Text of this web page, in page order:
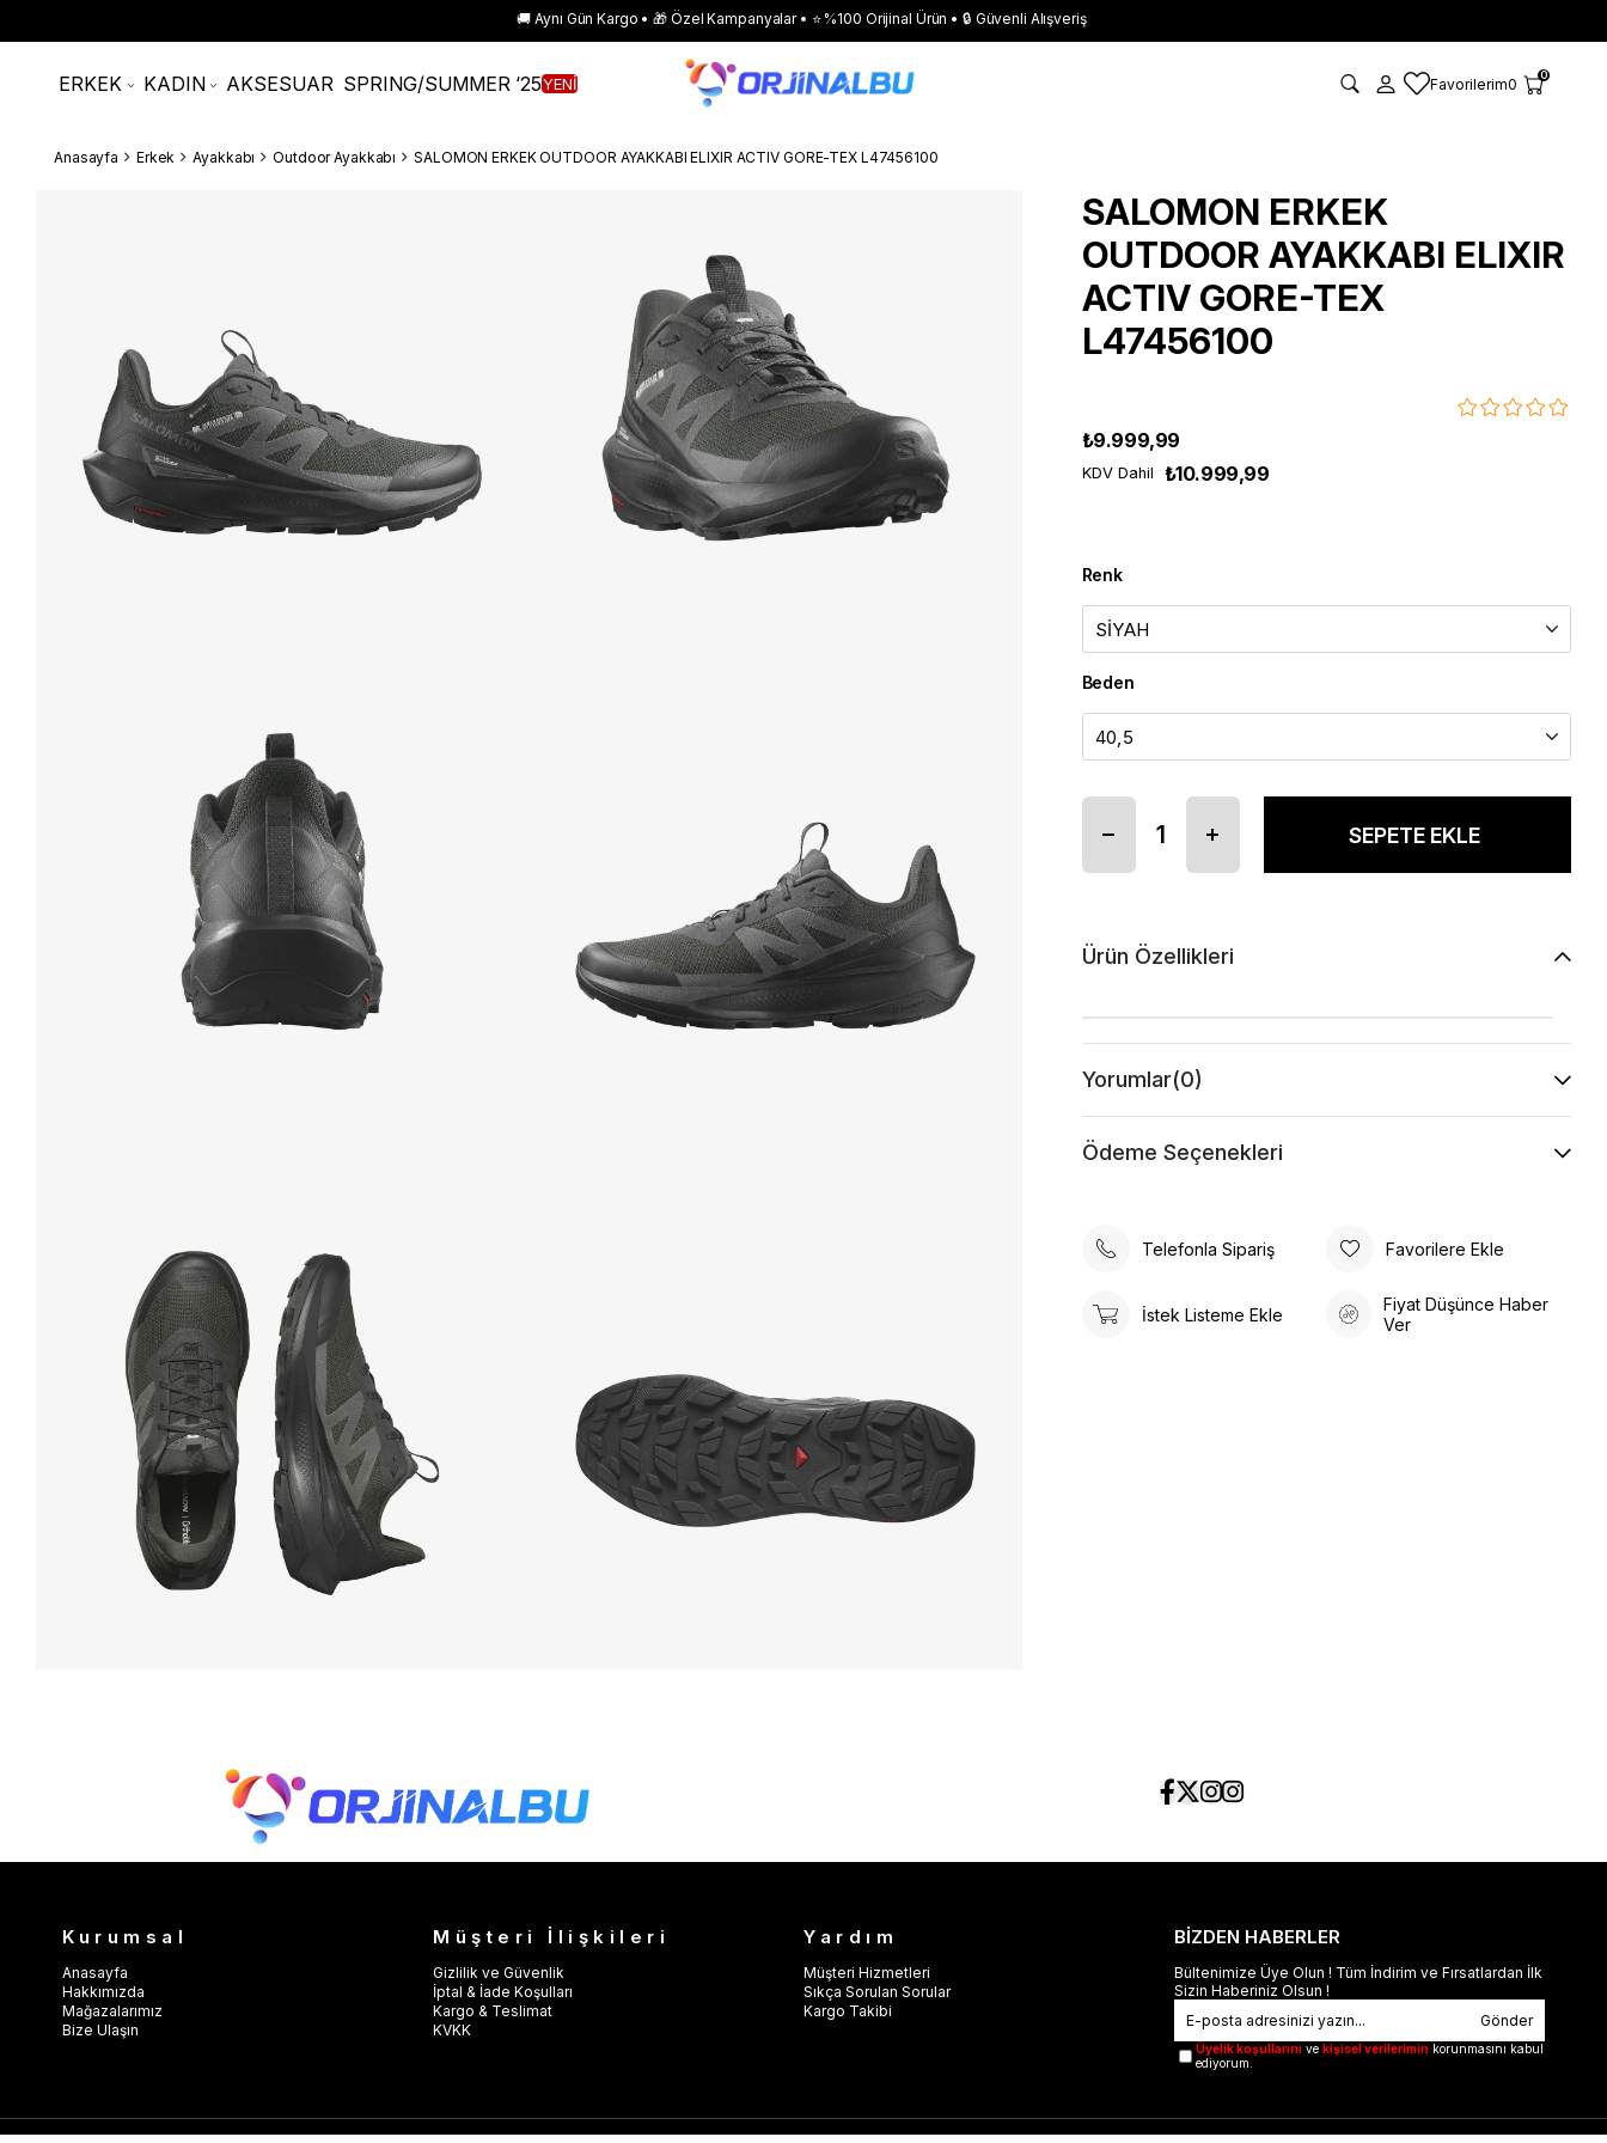
🚚 Aynı Gün Kargo • 🎁 Özel Kampanyalar • ⭐ %100 Orijinal Ürün • 🔒 Güvenli Alışveriş
ERKEK KADIN AKSESUAR SPRING/SUMMER ‘25YENİ Favorilerim0 0
Anasayfa Erkek Ayakkabı Outdoor Ayakkabı SALOMON ERKEK OUTDOOR AYAKKABI ELIXIR ACTIV GORE-TEX L47456100
SALOMON ERKEK
OUTDOOR AYAKKABI ELIXIR
ACTIV GORE-TEX
L47456100
₺9.999,99
KDV Dahil ₺10.999,99
Renk
Beden
Ürün Özellikleri
Yorumlar(0)
Ödeme Seçenekleri
Telefonla Sipariş Favorilere Ekle
İstek Listeme Ekle
Fiyat Düşünce Haber
Ver
Kurumsal
Anasayfa
Hakkımızda
Mağazalarımız
Bize Ulaşın
Müşteri İlişkileri
Gizlilik ve Güvenlik
İptal & İade Koşulları
Kargo & Teslimat
KVKK
Yardım
Müşteri Hizmetleri
Sıkça Sorulan Sorular
Kargo Takibi
BİZDEN HABERLER
Bültenimize Üye Olun ! Tüm İndirim ve Fırsatlardan İlk
Sizin Haberiniz Olsun !
Gönder
Üyelik koşullarını ve kişisel verilerimin korunmasını kabul
ediyorum.